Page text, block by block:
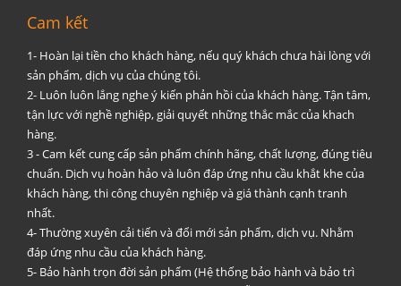
Cam kết
1- Hoàn lại tiền cho khách hàng, nếu quý khách chưa hài lòng với
sản phẩm, dịch vụ của chúng tôi.
2- Luôn luôn lắng nghe ý kiến phản hồi của khách hàng. Tận tâm,
tận lực với nghề nghiệp, giải quyết những thắc mắc của khach
hàng.
3 - Cam kết cung cấp sản phẩm chính hãng, chất lượng, đúng tiêu
chuẩn. Dịch vụ hoàn hảo và luôn đáp ứng nhu cầu khắt khe của
khách hàng, thi công chuyên nghiệp và giá thành cạnh tranh
nhất.
4- Thường xuyên cải tiến và đổi mới sản phẩm, dịch vụ. Nhằm
đáp ứng nhu cầu của khách hàng.
5- Bảo hành trọn đời sản phẩm (Hệ thống bảo hành và bảo trì